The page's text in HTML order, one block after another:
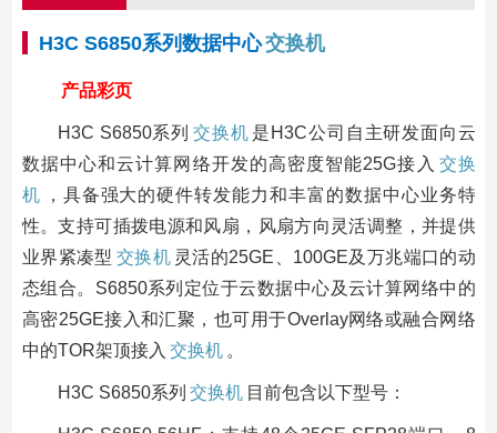
H3C S6850系列数据中心交换机
产品彩页
H3C S6850系列 交换机 是H3C公司自主研发面向云
数据中心和云计算网络开发的高密度智能25G接入 交换
机
，具备强大的硬件转发能力和丰富的数据中心业务特
性。支持可插拨电源和风扇，风扇方向灵活调整，并提供
业界紧凑型 交换机 灵活的25GE、100GE及万兆端口的动
态组合。S6850系列定位于云数据中心及云计算网络中的
高密25GE接入和汇聚，也可用于Overlay网络或融合网络
中的TOR架顶接入 交换机 。
H3C S6850系列 交换机 目前包含以下型号：